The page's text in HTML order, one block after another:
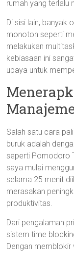
rumah yang terlalu
Di sisi lain, banyak
monoton seperti
melakukan
kebiasaan ini
upaya untuk
Salah satu cara
buruk adalah
seperti Pomodoro
saya mulai
selama 25 menit
merasakan
produktivitas.
Dari pengalaman
sistem time
Dengan